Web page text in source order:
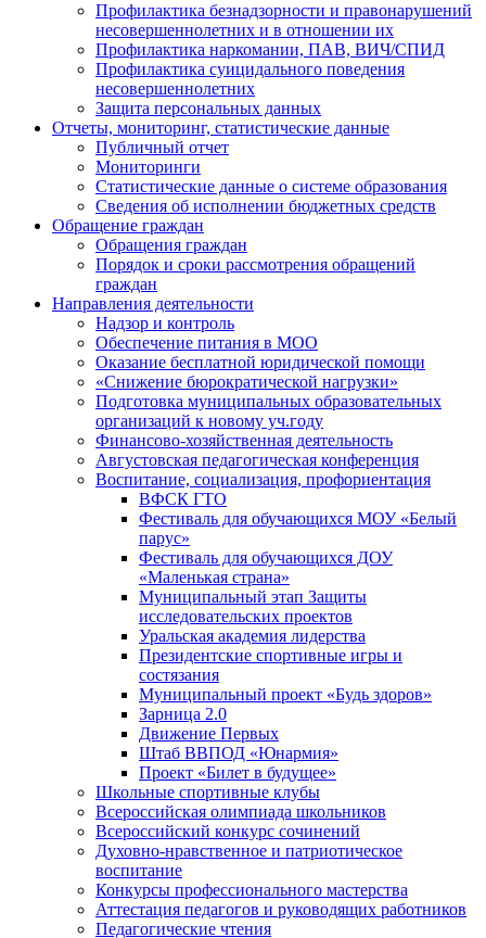
Профилактика безнадзорности и правонарушений
несовершеннолетних и в отношении их
Профилактика наркомании, ПАВ, ВИЧ/СПИД
Профилактика суицидального поведения
несовершеннолетних
Защита персональных данных
Отчеты, мониторинг, статистические данные
Публичный отчет
Мониторинги
Статистические данные о системе образования
Сведения об исполнении бюджетных средств
Обращение граждан
Обращения граждан
Порядок и сроки рассмотрения обращений
граждан
Направления деятельности
Надзор и контроль
Обеспечение питания в МОО
Оказание бесплатной юридической помощи
«Снижение бюрократической нагрузки»
Подготовка муниципальных образовательных
организаций к новому уч.году
Финансово-хозяйственная деятельность
Августовская педагогическая конференция
Воспитание, социализация, профориентация
ВФСК ГТО
Фестиваль для обучающихся МОУ «Белый
парус»
Фестиваль для обучающихся ДОУ
«Маленькая страна»
Муниципальный этап Защиты
исследовательских проектов
Уральская академия лидерства
Президентские спортивные игры и
состязания
Муниципальный проект «Будь здоров»
Зарница 2.0
Движение Первых
Штаб ВВПОД «Юнармия»
Проект «Билет в будущее»
Школьные спортивные клубы
Всероссийская олимпиада школьников
Всероссийский конкурс сочинений
Духовно-нравственное и патриотическое
воспитание
Конкурсы профессионального мастерства
Аттестация педагогов и руководящих работников
Педагогические чтения